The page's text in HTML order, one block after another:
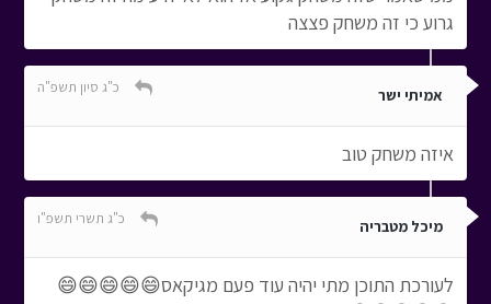
גרוע כי זה משחק פצצה
אמיתי ישר כ"ג סיון תשפ"ה
איזה משחק טוב
מיכל מטבריה כ"ג תשרי תשפ"ו
לעורכת התוכן מתי יהיה עוד פעם מגיקאס😄😄😄😄😄